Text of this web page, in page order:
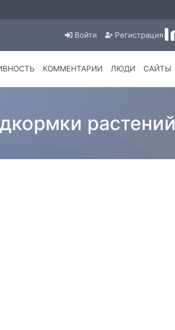
Войти Регистрация
КОММЕНТАРИИ ЛЮДИ САЙТЫ
растений